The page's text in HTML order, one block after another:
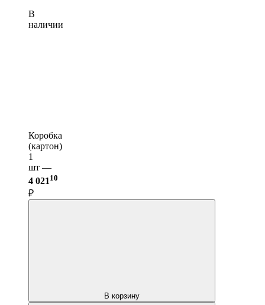
В
наличии
Коробка
(картон)
1
шт —
4 021 10
₽
В корзину